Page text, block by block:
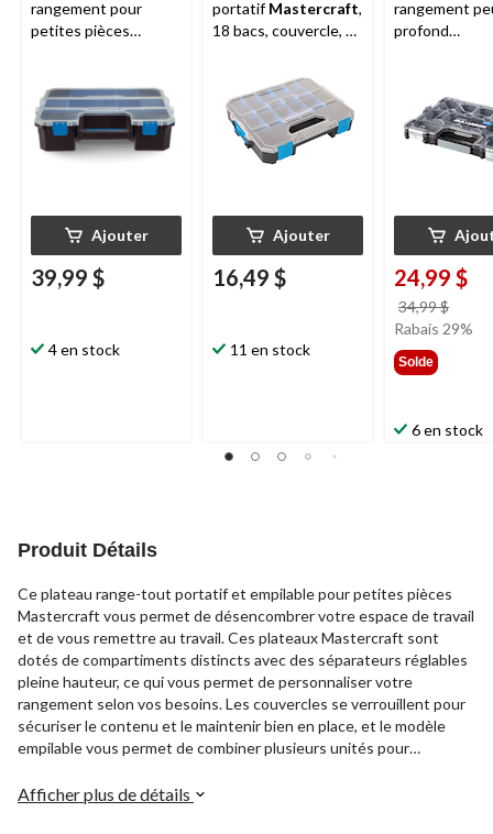
rangement pour
petites pièces
bacs/couvercles, 17 x
13 x 5 po
Ajouter
39,99 $
4 en stock
portatifMastercraft,
18 bacs, couvercle, 12
Ajouter
16,49 $
11 en stock
rangement
profond
MAXIMUM
couvercle, 18
po
24,99 $
34,99 $
était
Rabais 29%
Solde
6 en stock
Produit Détails
Ce plateau range-tout portatif et empilable pour petites pièces
Mastercraft vous permet de désencombrer votre espace de travail
et de vous remettre au travail. Ces plateaux Mastercraft sont
dotés de compartiments distincts avec des séparateurs réglables
pleine hauteur, ce qui vous permet de personnaliser votre
rangement selon vos besoins. Les couvercles se verrouillent pour
sécuriser le contenu et le maintenir bien en place, et le modèle
empilable vous permet de combiner plusieurs unités pour
transparents de ces plateaux de rangement de garage durables
Afficher plus de détails